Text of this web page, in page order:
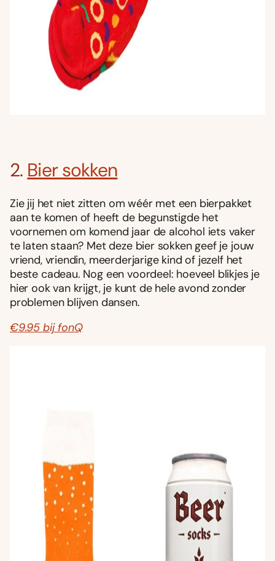
2. Bier sokken
Zie jij het niet zitten om wéér met een bierpakket
aan te komen of heeft de begunstigde het
voornemen om komend jaar de alcohol iets vaker
te laten staan? Met deze bier sokken geef je jouw
vriend, vriendin, meerderjarige kind of jezelf het
beste cadeau. Nog een voordeel: hoeveel blikjes je
hier ook van krijgt, je kunt de hele avond zonder
problemen blijven dansen.
€9.95 bij fonQ